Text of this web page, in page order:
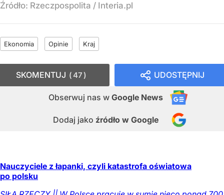
Źródło: Rzeczpospolita / Interia.pl
Ekonomia Opinie Kraj
UDOSTĘPNIJ
Obserwuj nas w Google News
Dodaj jako źródło w Google
SKOMENTUJ 47
Nauczyciele z łapanki, czyli katastrofa oświatowa
po polsku